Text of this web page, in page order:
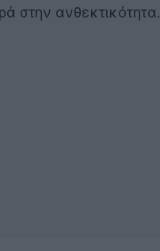
στην ανθεκτικότητα.